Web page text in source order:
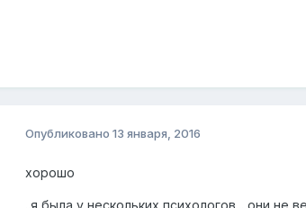
Опубликовано 13 января, 2016
хорошо
..я была у нескольких психологов... они